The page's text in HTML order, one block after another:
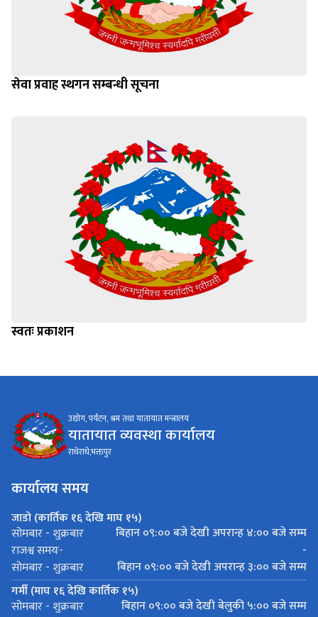
सेवा प्रवाह स्थगन सम्बन्धी सूचना
स्वतः प्रकाशन
उद्योग, पर्यटन, श्रम तथा यातायात मन्त्रालय
यातायात व्यवस्था कार्यालय
राधेराधे,भक्तपुर
कार्यालय समय
जाडो (कार्तिक १६ देखि माघ १५)
सोमबार - शुक्रबार
बिहान ०९:०० बजे देखी अपरान्ह ४:०० बजे सम्म
राजश्व समयः-
-
सोमबार - शुक्रबार
बिहान ०९:०० बजे देखी अपरान्ह ३:०० बजे सम्म
गर्मी (माघ १६ देखि कार्तिक १५)
सोमबार - शुक्रबार
बिहान ०९:०० बजे देखी बेलुकी ५:०० बजे सम्म